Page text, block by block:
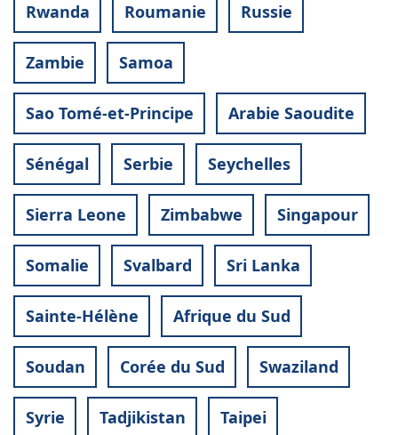
Rwanda Roumanie Russie
Zambie Samoa
Sao Tomé-et-Principe Arabie Saoudite
Sénégal Serbie Seychelles
Sierra Leone Zimbabwe Singapour
Somalie Svalbard Sri Lanka
Sainte-Hélène Afrique du Sud
Soudan Corée du Sud Swaziland
Syrie Tadjikistan Taipei